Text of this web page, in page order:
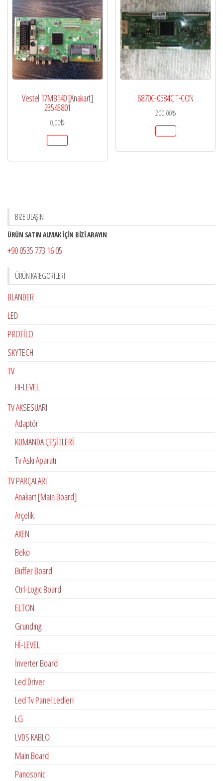
Vestel 17MB140 [Anakart]
23545801
0,00₺
6870C-0584C T-CON
200,00₺
BİZE ULAŞIN
ÜRÜN SATIN ALMAK İÇİN BİZİ ARAYIN
+90 0535 773 16 05
ÜRÜN KATEGORILERI
BLANDER
LED
PROFİLO
SKYTECH
TV
Hi-LEVEL
TV AKSESUARI
Adaptör
KUMANDA ÇEŞİTLERİ
Tv Askı Aparatı
TV PARÇALARI
Anakart [Main Board]
Arçelik
AXEN
Beko
Buffer Board
Ctrl-Logıc Board
ELTON
Grunding
Hİ-LEVEL
İnverter Board
Led Driver
Led Tv Panel Ledleri
LG
LVDS KABLO
Main Board
Panosonic